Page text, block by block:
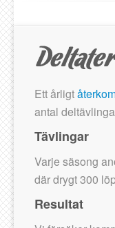
Gästbok
Ett årligt
antal
Tävlingar
Varje säsong
där drygt 300
Resultat